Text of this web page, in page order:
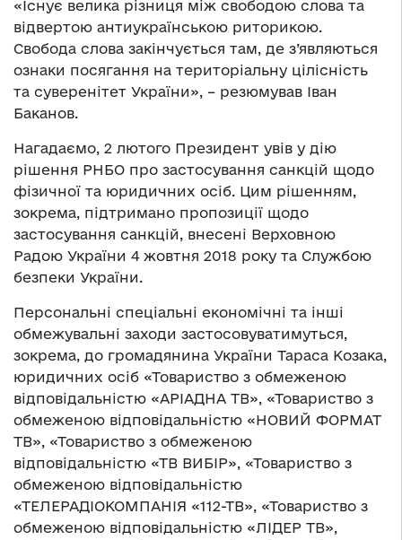
«Існує велика різниця між свободою слова та
відвертою антиукраїнською риторикою.
Свобода слова закінчується там, де з’являються
ознаки посягання на територіальну цілісність
та суверенітет України», – резюмував Іван
Баканов.
Нагадаємо, 2 лютого Президент увів у дію
рішення РНБО про застосування санкцій щодо
фізичної та юридичних осіб. Цим рішенням,
зокрема, підтримано пропозиції щодо
застосування санкцій, внесені Верховною
Радою України 4 жовтня 2018 року та Службою
безпеки України.
Персональні спеціальні економічні та інші
обмежувальні заходи застосовуватимуться,
зокрема, до громадянина України Тараса Козака,
юридичних осіб «Товариство з обмеженою
відповідальністю «АРІАДНА ТВ», «Товариство з
обмеженою відповідальністю «НОВИЙ ФОРМАТ
ТВ», «Товариство з обмеженою
відповідальністю «ТВ ВИБІР», «Товариство з
обмеженою відповідальністю
«ТЕЛЕРАДІОКОМПАНІЯ «112-ТВ», «Товариство з
обмеженою відповідальністю «ЛІДЕР ТВ»,